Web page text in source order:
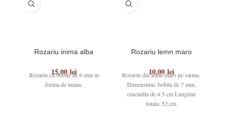
Rozariu inima alba
15,00lei
Rozariu cu bobite de 6 mm in
forma de inima.
Rozariu lemn maro
10,00 lei
Rozariu din lemn maro pe sarma.
Dimensiuni: bobita de 7 mm,
cruciulita de 4.5 cm Lungime
totala: 52 cm